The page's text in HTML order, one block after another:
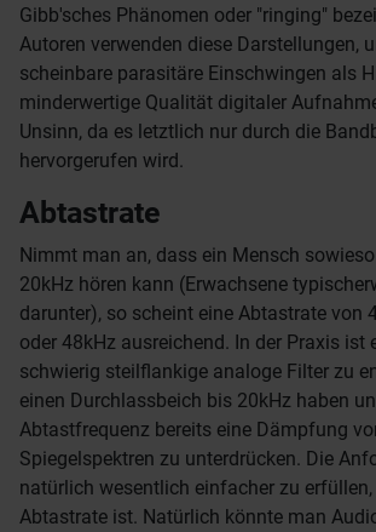
Gibb'sches Phänomen oder "ringing"
Autoren verwenden diese Darstellungen,
scheinbare parasitäre Einschwingen als
minderwertige Qualität digitaler
Unsinn, da es letztlich nur durch die
hervorgerufen wird.
Abtastrate
Nimmt man an, dass ein Mensch
20kHz hören kann (Erwachsene
darunter), so scheint eine Abtastrate von
oder 48kHz ausreichend. In der Praxis ist
schwierig steilflankige analoge Filter zu
einen Durchlassbeich bis 20kHz haben
Abtastfrequenz bereits eine Dämpfung
Spiegelspektren zu unterdrücken. Die
natürlich wesentlich einfacher zu erfüllen,
Abtastrate ist. Natürlich könnte man